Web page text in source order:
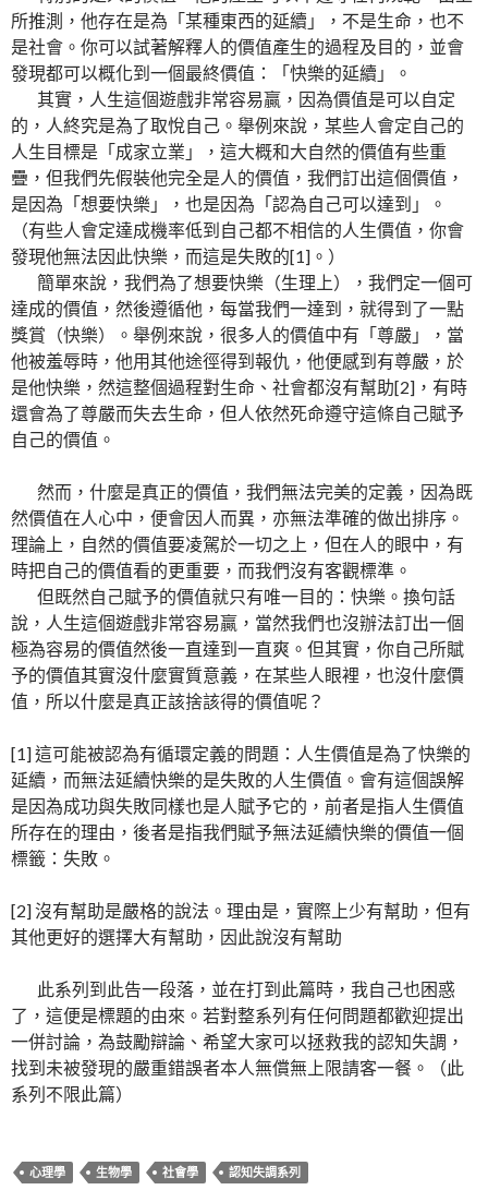
所推測，他存在是為「某種東西的延續」，不是生命，也不
是社會。你可以試著解釋人的價值產生的過程及目的，並會
發現都可以概化到一個最終價值：「快樂的延續」。
其實，人生這個遊戲非常容易贏，因為價值是可以自定
的，人終究是為了取悅自己。舉例來說，某些人會定自己的
人生目標是「成家立業」，這大概和大自然的價值有些重
疊，但我們先假裝他完全是人的價值，我們訂出這個價值，
是因為「想要快樂」，也是因為「認為自己可以達到」。
（有些人會定達成機率低到自己都不相信的人生價值，你會
發現他無法因此快樂，而這是失敗的[1]。）
簡單來說，我們為了想要快樂（生理上），我們定一個可
達成的價值，然後遵循他，每當我們一達到，就得到了一點
獎賞（快樂）。舉例來說，很多人的價值中有「尊嚴」，當
他被羞辱時，他用其他途徑得到報仇，他便感到有尊嚴，於
是他快樂，然這整個過程對生命、社會都沒有幫助[2]，有時
還會為了尊嚴而失去生命，但人依然死命遵守這條自己賦予
自己的價值。
然而，什麼是真正的價值，我們無法完美的定義，因為既
然價值在人心中，便會因人而異，亦無法準確的做出排序。
理論上，自然的價值要凌駕於一切之上，但在人的眼中，有
時把自己的價值看的更重要，而我們沒有客觀標準。
但既然自己賦予的價值就只有唯一目的：快樂。換句話
說，人生這個遊戲非常容易贏，當然我們也沒辦法訂出一個
極為容易的價值然後一直達到一直爽。但其實，你自己所賦
予的價值其實沒什麼實質意義，在某些人眼裡，也沒什麼價
值，所以什麼是真正該捨該得的價值呢？
[1] 這可能被認為有循環定義的問題：人生價值是為了快樂的
延續，而無法延續快樂的是失敗的人生價值。會有這個誤解
是因為成功與失敗同樣也是人賦予它的，前者是指人生價值
所存在的理由，後者是指我們賦予無法延續快樂的價值一個
標籤：失敗。
[2] 沒有幫助是嚴格的說法。理由是，實際上少有幫助，但有
其他更好的選擇大有幫助，因此說沒有幫助
此系列到此告一段落，並在打到此篇時，我自己也困惑
了，這便是標題的由來。若對整系列有任何問題都歡迎提出
一併討論，為鼓勵辯論、希望大家可以拯救我的認知失調，
找到未被發現的嚴重錯誤者本人無償無上限請客一餐。（此
系列不限此篇）
心理學 生物學 社會學 認知失調系列